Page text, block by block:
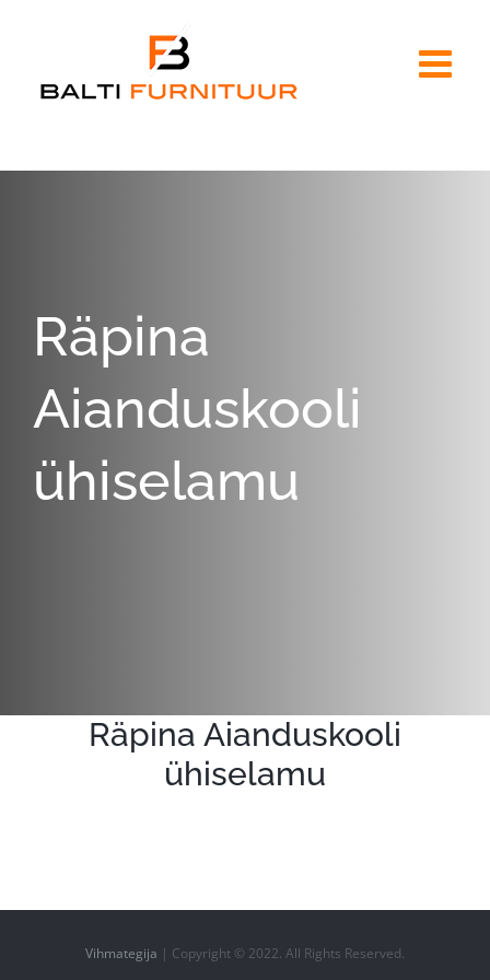
Räpina
Aianduskooli
ühiselamu
Räpina Aianduskooli
ühiselamu
Vihmategija | Copyright © 2022. All Rights Reserved.